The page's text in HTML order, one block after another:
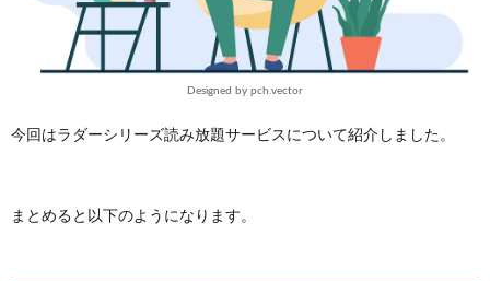
Designed by pch.vector
今回はラダーシリーズ読み放題サービスについて紹介しました。
まとめると以下のようになります。